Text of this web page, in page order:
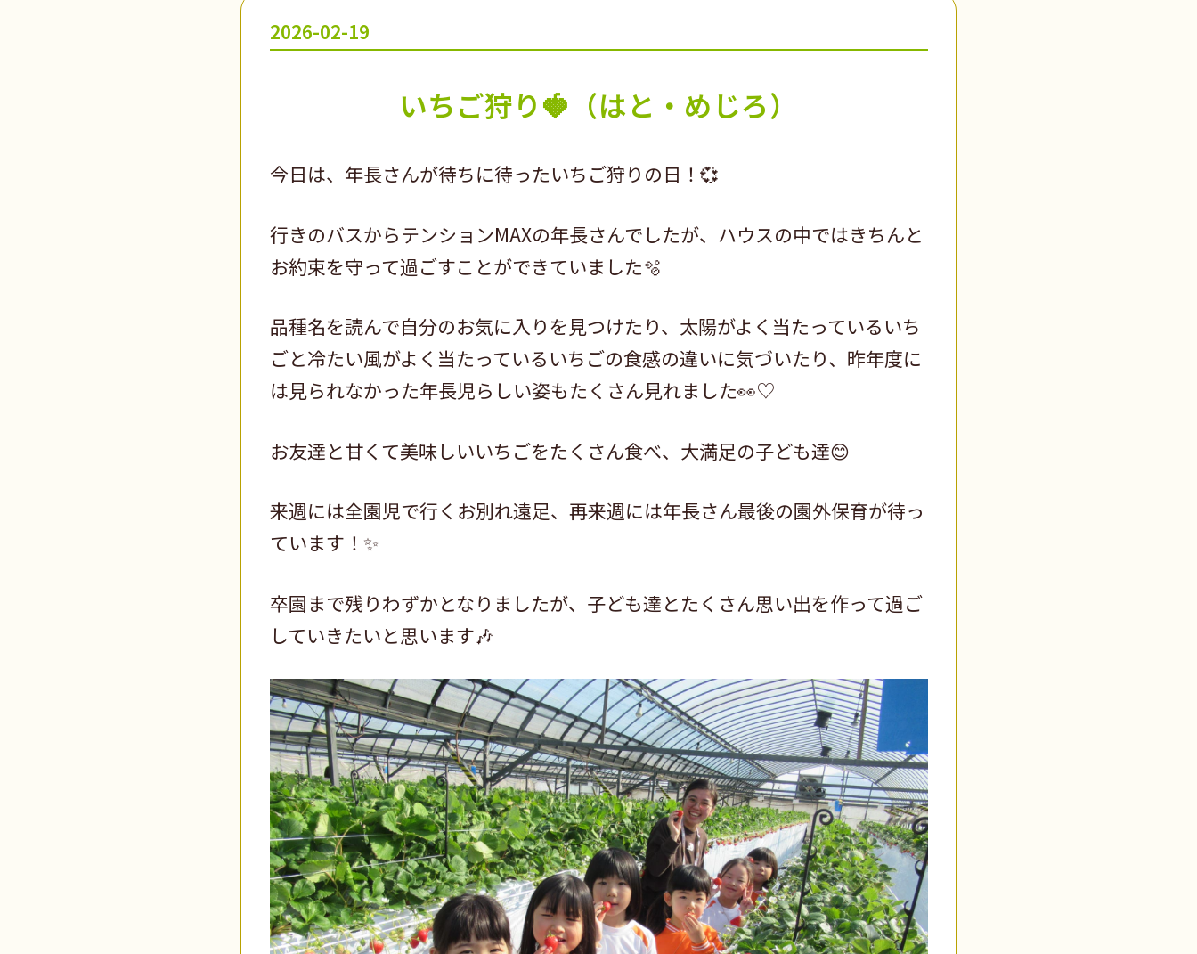
2026-02-19
いちご狩り🍓（はと・めじろ）
今日は、年長さんが待ちに待ったいちご狩りの日！💞
行きのバスからテンションMAXの年長さんでしたが、ハウスの中ではきちんと
お約束を守って過ごすことができていました🫧
品種名を読んで自分のお気に入りを見つけたり、太陽がよく当たっているいち
ごと冷たい風がよく当たっているいちごの食感の違いに気づいたり、昨年度に
は見られなかった年長児らしい姿もたくさん見れました👀♡
お友達と甘くて美味しいいちごをたくさん食べ、大満足の子ども達😊
来週には全園児で行くお別れ遠足、再来週には年長さん最後の園外保育が待っ
ています！✨
卒園まで残りわずかとなりましたが、子ども達とたくさん思い出を作って過ご
していきたいと思います🎶